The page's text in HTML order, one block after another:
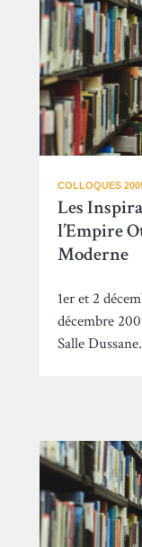
COLLOQUES
Les
l’Empire
Moderne
1er et 2
décembre
Salle